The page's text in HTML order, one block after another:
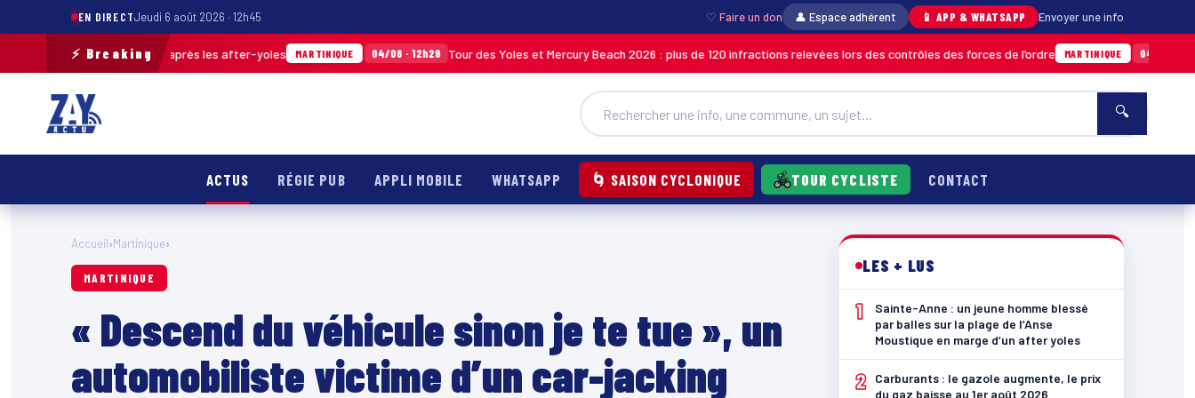
EN DIRECTJeudi 6 août 2026 · 12h45 ♡ Faire un don 👤 Espace adhérent 📱 APP & WHATSAPP Envoyer une info
⚡ Breaking
ramassés après les after-yoles MARTINIQUE 04/08 · 12h29 Tour des Yoles et Mercury Beach 2026 : plus de 120 infractions relevées lors des contrôles des forces de l’ordre MARTINIQUE 04/08 · 11h06 Un
🔍
ACTUS RÉGIE PUB APPLI MOBILE WHATSAPP 🌀 SAISON CYCLONIQUE TOUR CYCLISTE CONTACT
Accueil›Martinique›
MARTINIQUE
« Descend du véhicule sinon je te tue », un
automobiliste victime d’un car-jacking
LES + LUS
1
Sainte-Anne : un jeune homme blessé
par balles sur la plage de l’Anse
Moustique en marge d’un after yoles
2
Carburants : le gazole augmente, le prix
du gaz baisse au 1er août 2026